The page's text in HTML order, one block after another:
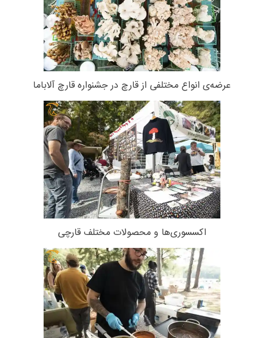
عرضه‌ی انواع مختلفی از قارچ در جشنواره قارچ آلاباما
اکسسوری‌ها و محصولات مختلف قارچی